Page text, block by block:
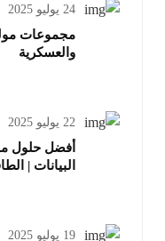
24 يوليو 2025
مجموعات
والعسكرية
22 يوليو 2025
أفضل حلول
البيانات |
19 يوليو 2025